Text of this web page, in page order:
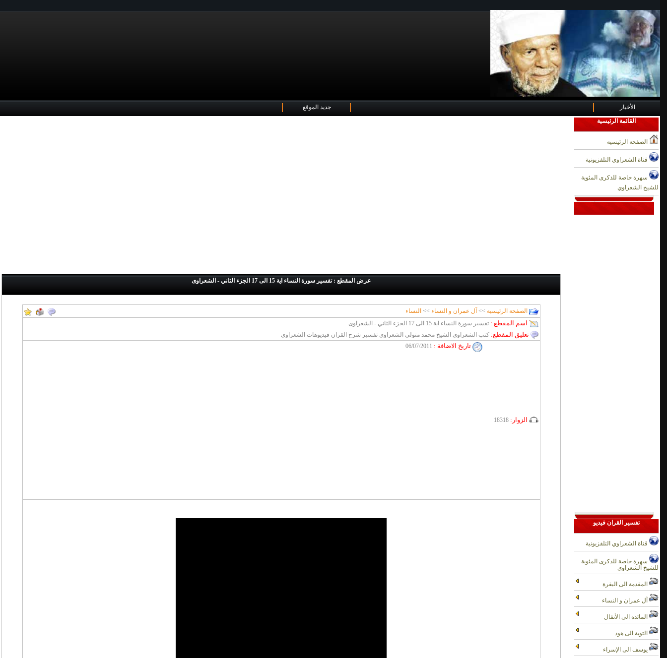
الأخبار جديد الموقع
عرض المقطع : تفسير سورة النساء اية 15 الى 17 الجزء الثاني - الشعراوى
الصفحة الرئيسية >> آل عمران و النساء >> النساء
اسم المقطع :تفسير سورة النساء اية 15 الى 17 الجزء الثاني - الشعراوى
تعليق المقطع:كتب الشعراوى الشيخ محمد متولي الشعراوي تفسير شرح القران فيديوهات الشعراوى
تاريخ الاضافة :
06/07/2011
الزوار:18318
القائمة الرئيسية
الصفحة الرئيسية
قناة الشعراوي التلفزيونية
سهرة خاصة للذكرى المئوية
للشيخ الشعراوي
تفسير القران فيديو
قناة الشعراوي التلفزيونية
سهرة خاصة للذكرى المئوية
للشيخ الشعراوي
المقدمة الى البقرة
آل عمران و النساء
المائدة الى الأنفال
التوبة الى هود
يوسف الى الإسراء